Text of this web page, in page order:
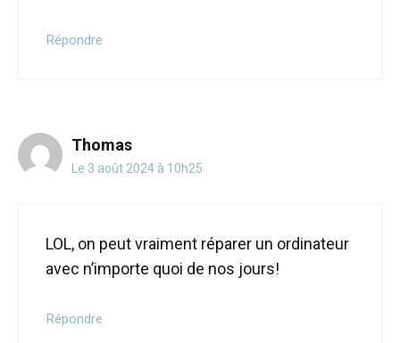
Répondre
Thomas
Le 3 août 2024 à 10h25
LOL, on peut vraiment réparer un ordinateur
avec n’importe quoi de nos jours!
Répondre